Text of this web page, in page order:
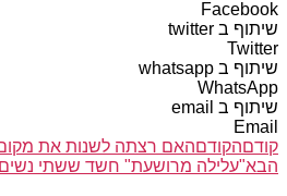
Facebook
שיתוף ב twitter
Twitter
שיתוף ב whatsapp
WhatsApp
שיתוף ב email
Email
קודםהקודםהאם רצתה לשנות את
הבא"עלילה מרושעת" חשד ששתי נשים